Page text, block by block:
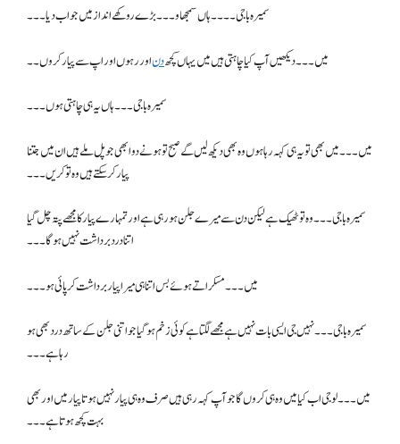
سمیرہ باجی۔۔۔۔ ہاں سمجھاو۔۔۔ بڑے روکھے انداز میں جواب دیا۔۔۔
میں۔۔۔ دیکھیں آپ کیا چاہتی ہیں میں یہاں کچھدناور رہوں اور اپ سے پیار کروں۔۔
سمیرہ باجی۔۔۔ ہاں یہ ہی چاہتی ہوں۔۔۔
میں ۔۔۔ میں بھی تو یہ ہی کہہ رہا ہوں وہ بھی دیکھ لیں گے صبح تو ہونے دو ابھی جو پل ملے ہیں ان میں جتنا
پیار کر سکتے ہیں وہ تو کریں۔۔۔
سمیرہ باجی۔۔۔ وہ تو ٹھیک ہے لیکن دن سے میرے جلن ہو رہی ہے اور تمہارے پیار کا مجھے پتہ چل گیا
اتنا درد برداشت نہیں ہو گا ۔۔۔
میں۔۔۔ مسکراتے ہوئے بس اتنا ہی میرا پیار برداشت کر پائی ہو۔۔۔
سمیرہ باجی۔۔۔ نہیں جی ایسی بات نہیں ہے مجھے لگتا ہے کوئی زخم ہو گیا جو اتنی جلن کے ساتھ درد بھی ہو
رہا ہے۔۔۔
میں ۔۔۔ لو جی اب کیا میں وہ ہی کروں گا جو آپ کہہ رہی ہیں صرف وہ ہی پیار نہیں ہوتا پیار میں اور بھی
بہت کچھ ہوتا ہے۔۔۔